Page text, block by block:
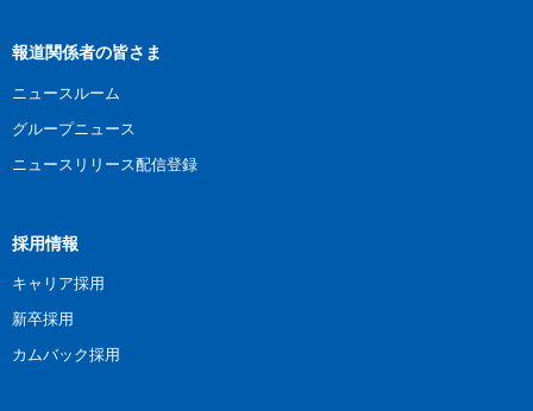
報道関係者の皆さま
ニュースルーム
グループニュース
ニュースリリース配信登録
採用情報
キャリア採用
新卒採用
カムバック採用